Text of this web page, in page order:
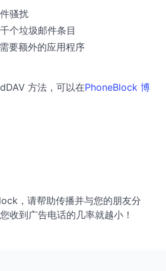
骚扰
个垃圾邮件条目
要额外的应用程序
方法，可以在PhoneBlock 博
，请帮助传播并与您的朋友分
收到广告电话的几率就越小！